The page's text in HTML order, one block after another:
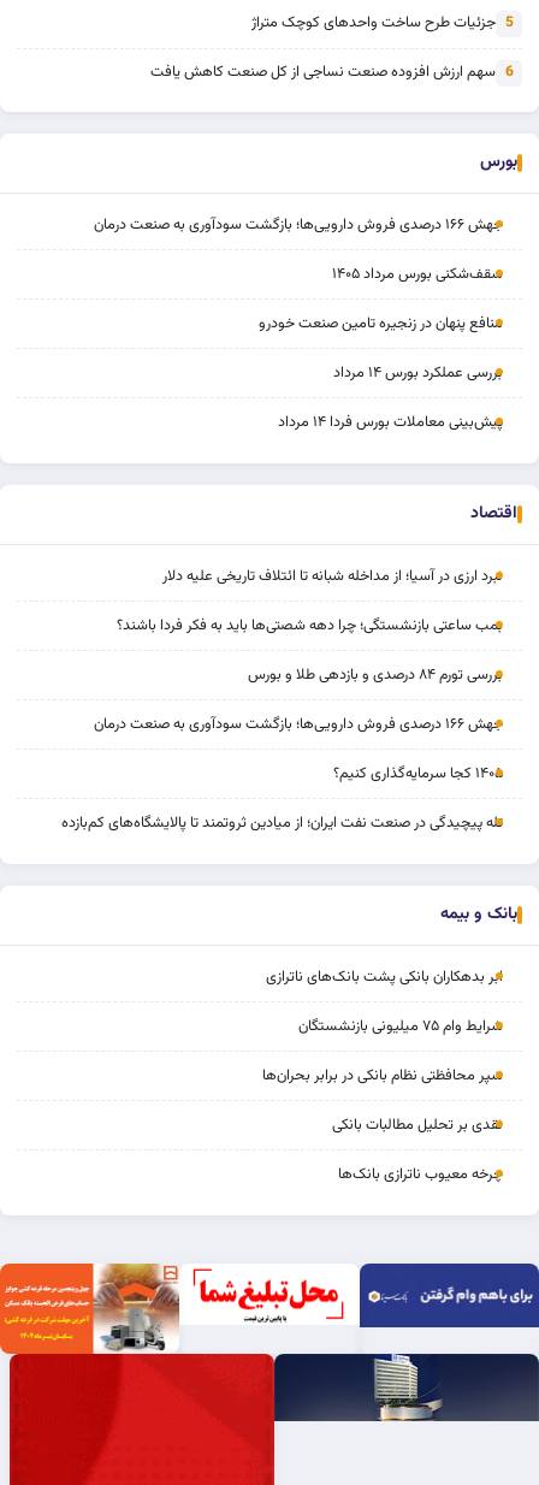
5 جزئیات طرح ساخت واحدهای کوچک متراژ
6 سهم ارزش افزوده صنعت نساجی از کل صنعت کاهش یافت
بورس
جهش ۱۶۶ درصدی فروش دارویی‌ها؛ بازگشت سودآوری به صنعت درمان
سقف‌شکنی بورس مرداد ۱۴۰۵
منافع پنهان در زنجیره تامین صنعت خودرو
بررسی عملکرد بورس ۱۴ مرداد
پیش‌بینی معاملات بورس فردا ۱۴ مرداد
اقتصاد
نبرد ارزی در آسیا؛ از مداخله‌ شبانه تا ائتلاف تاریخی علیه دلار
بمب ساعتی بازنشستگی؛ چرا دهه شصتی‌ها باید به فکر فردا باشند؟
بررسی تورم ۸۴ درصدی و بازدهی طلا و بورس
جهش ۱۶۶ درصدی فروش دارویی‌ها؛ بازگشت سودآوری به صنعت درمان
۱۴۰۵ کجا سرمایه‌گذاری کنیم؟
تله پیچیدگی در صنعت نفت ایران؛ از میادین ثروتمند تا پالایشگاه‌های کم‌بازده
بانک و بیمه
ابر بدهکاران بانکی پشت بانک‌های ناترازی
شرایط وام ۷۵ میلیونی بازنشستگان
سپر محافظتی نظام بانکی در برابر بحران‌ها
نقدی بر تحلیل مطالبات بانکی
چرخه‌ معیوب ناترازی بانک‌ها